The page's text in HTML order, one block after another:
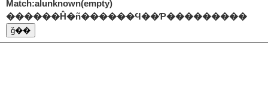
Match:alunknown(empty)
������Ĥ�ñ������Ϥ��Ƥ���������